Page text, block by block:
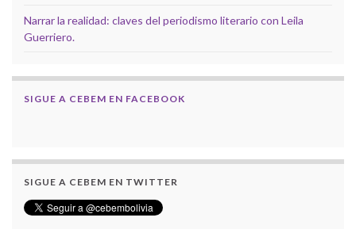
Narrar la realidad: claves del periodismo literario con Leila
Guerriero.
SIGUE A CEBEM EN FACEBOOK
SIGUE A CEBEM EN TWITTER